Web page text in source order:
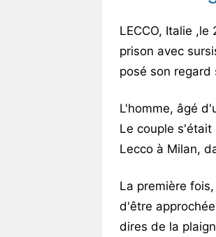
LECCO, Italie
prison avec
posé son regard
L'homme, âgé
Le couple
Lecco à Milan,
La première
d'être
dires de la